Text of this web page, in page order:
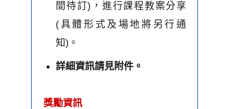
間待訂)，進行課程教案分享
(具體形式及場地將另行通
知)。
詳細資訊請見附件。
獎勵資訊